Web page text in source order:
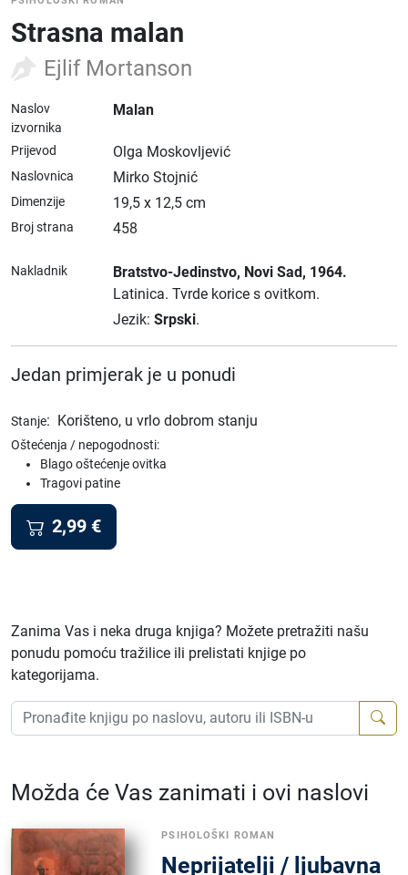
Strasna malan
Ejlif Mortanson
Naslov
izvornika
Malan
Prijevod Olga Moskovljević
Naslovnica Mirko Stojnić
Dimenzije 19,5 x 12,5 cm
Broj strana 458
Nakladnik Bratstvo-Jedinstvo, Novi Sad, 1964.
Latinica. Tvrde korice s ovitkom.
Jezik: Srpski.
Jedan primjerak je u ponudi
Stanje: Korišteno, u vrlo dobrom stanju
Oštećenja / nepogodnosti:
Blago oštećenje ovitka
Tragovi patine
2,99 €
Zanima Vas i neka druga knjiga? Možete pretražiti našu
ponudu pomoću tražilice ili prelistati knjige po
kategorijama.
Možda će Vas zanimati i ovi naslovi
PSIHOLOŠKI ROMAN
Neprijatelji / ljubavna